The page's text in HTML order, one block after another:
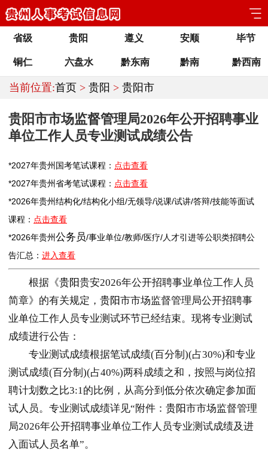
省级 贵阳 遵义 安顺 毕节
铜仁 六盘水 黔东南 黔南 黔西南
当前位置:首页 > 贵阳 > 贵阳市
贵阳市市场监督管理局2026年公开招聘事业
单位工作人员专业测试成绩公告
*2027年贵州 国考笔试课程： 点击查看
*2027年贵州省考笔试课程： 点击查看
*2026年贵州结构化/结构化小组/无领导/说课/试讲/答辩/技能等面试
课程： 点击查看
*2026年贵州公务员/事业单位/教师/医疗/人才引进等公职类招聘公
告汇总： 进入查看
根据《贵阳贵安2026年公开招聘事业单位工作人员
简章》的有关规定， 贵阳市市场监督管理局公开招聘事
业单位工作人员专业测试环节已经结束。现将专业测试
成绩进行公告：
专业测试成绩根据笔试成绩(百分制)(占30%)和专业
测试成绩(百分制)(占40%)两科成绩之和，按照与岗位招
聘计划数之比3:1的比例，从高分到低分依次确定参加面
试人员。专业测试成绩详见“附件： 贵阳市市场监督管理
局2026年公开招聘事业单位工作人员专业测试成绩及进
入面试人员名单”。